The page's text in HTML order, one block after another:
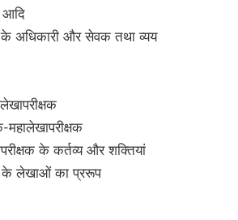
आदि
के अधिकारी और सेवक तथा व्यय
के कर्तव्य और शक्तियां
के लेखाओं का प्ररूप